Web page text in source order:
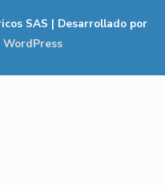
SAS | Desarrollado por